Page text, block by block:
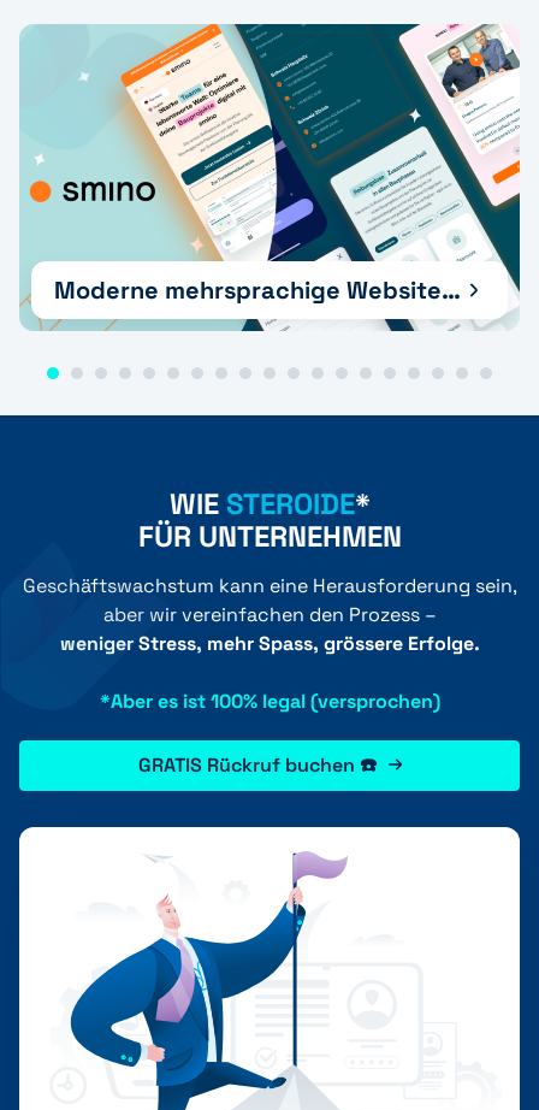
Moderne mehrsprachige Website und Wachstumsunterstützung für die smino AG
WIE STEROIDE*
FÜR UNTERNEHMEN
Geschäftswachstum kann eine Herausforderung sein,
aber wir vereinfachen den Prozess –
weniger Stress, mehr Spass, grössere Erfolge.
*Aber es ist 100% legal (versprochen)
GRATIS Rückruf buchen ☎️